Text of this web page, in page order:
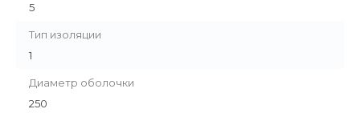
5
Тип изоляции
1
Диаметр оболочки
250